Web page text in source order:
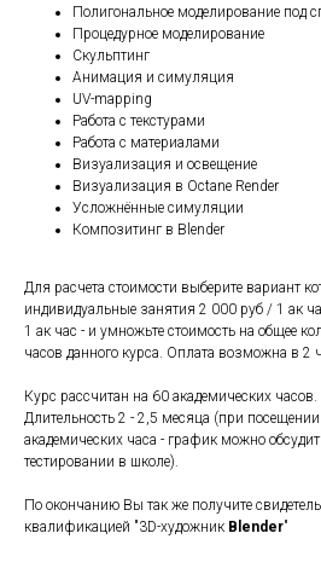
Полигональное моделирование под
Процедурное моделирование
Скульптинг
Анимация и симуляция
UV-mapping
Работа с текстурами
Работа с материалами
Визуализация и освещение
Визуализация в Octane Render
Усложнённые симуляции
Композитинг в Blender
Для расчета стоимости выберите вариант
индивидуальные занятия 2 000 руб / 1 ак
1 ак час - и умножьте стоимость на общее
часов данного курса. Оплата возможна в 2
Курс рассчитан на 60 академических часов.
Длительность 2 - 2,5 месяца (при
академических часа - график можно
тестировании в школе).
По окончанию Вы так же получите
квалификацией "3D-художник Blender"